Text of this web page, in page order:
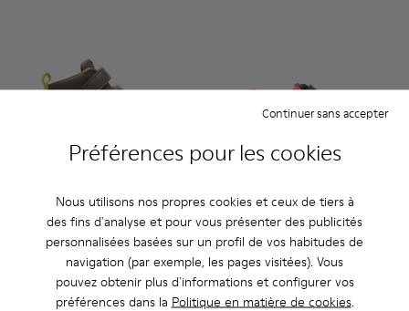
Préférences pour les cookies
Nous utilisons nos propres cookies et ceux de tiers à
des fins d'analyse et pour vous présenter des publicités
personnalisées basées sur un profil de vos habitudes de
navigation (par exemple, les pages visitées). Vous
pouvez obtenir plus d'informations et configurer vos
préférences dans la Politique en matière de cookies.
Continuer sans accepter
Pursuit - K800329-001 -
Pursuit - K800329-
35 €
59 € -40%